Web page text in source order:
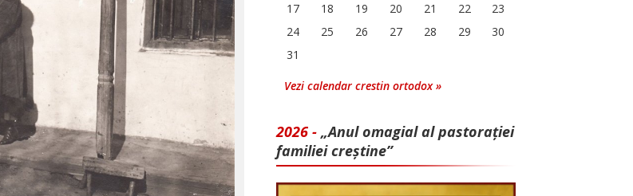
17
18 19 20 21 22
23
24
25 26 27 28 29
30
31
Vezi calendar crestin ortodox »
2026 - „Anul omagial al pastorației
familiei creștine”